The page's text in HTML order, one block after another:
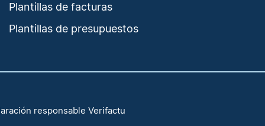
Plantillas de facturas
Plantillas de presupuestos
responsable Verifactu